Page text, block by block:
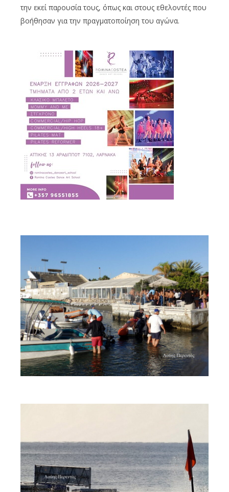
την εκεί παρουσία τους, όπως και στους εθελοντές που
βοήθησαν για την πραγματοποίηση του αγώνα.